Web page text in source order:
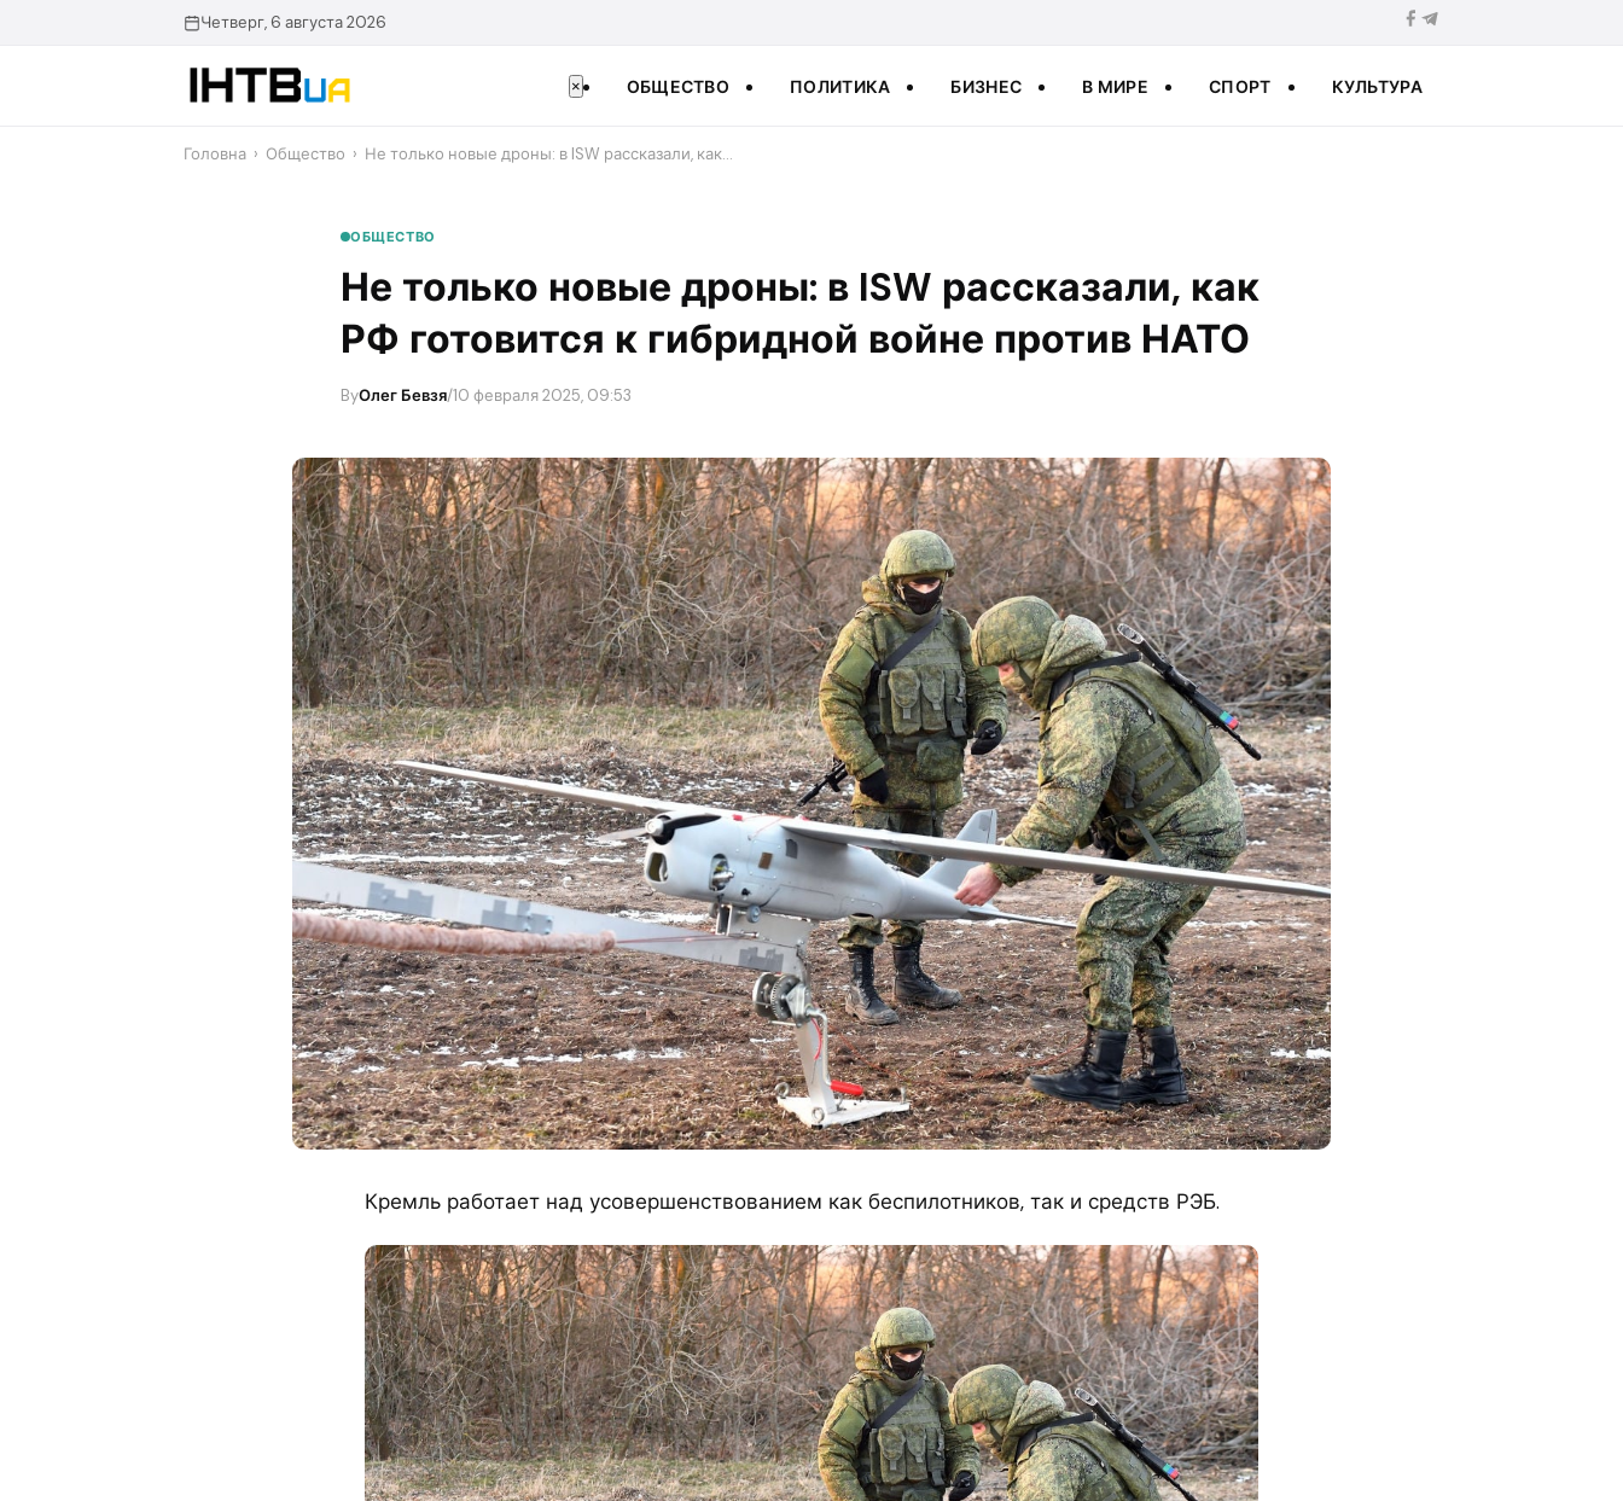
Четверг, 6 августа 2026
× ОБЩЕСТВО ПОЛИТИКА БИЗНЕС В МИРЕ СПОРТ КУЛЬТУРА
Головна › Общество › ​Не только новые дроны: в ISW рассказали, как…
ОБЩЕСТВО
​Не только новые дроны: в ISW рассказали, как
РФ готовится к гибридной войне против НАТО
ByОлег Бевзя/10 февраля 2025, 09:53
Кремль работает над усовершенствованием как беспилотников, так и средств РЭБ.